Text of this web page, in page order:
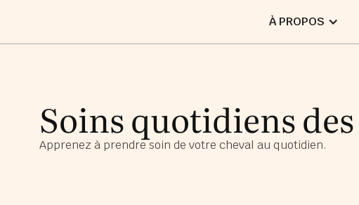
À PROPOS
Soins quotidiens
Apprenez à prendre soin de votre cheval au quotidien.